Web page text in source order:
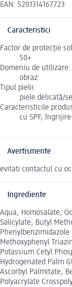
EAN: 5201314167723
Caracteristici
Factor de protecție
50+
Domeniu de utilizare:
obraz
Tipul pielii:
piele delicată/
Caracteristicile
cu SPF,
Avertismente
evitati contactul cu
Ingrediente
Aqua, Homosalate,
Salicylate, Butyl
Methoxyphenyl
Potassium Cetyl
Hydrogenated Palm
Ascorbyl Palmitate,
Polyacrylate